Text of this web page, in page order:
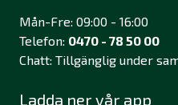
Mån-Fre: 09:00 - 16:00
Telefon: 0470 - 78 50 00
Chatt: Tillgänglig under
Ladda ner vår app